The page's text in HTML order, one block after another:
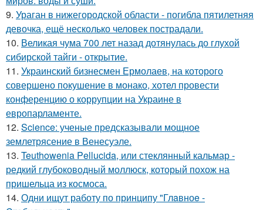
9. Ураган в нижегородской области - погибла пятилетняя
девочка, ещё несколько человек пострадали.
10. Великая чума 700 лет назад дотянулась до глухой
сибирской тайги - открытие.
11. Украинский бизнесмен Ермолаев, на которого
совершено покушение в монако, хотел провести
конференцию о коррупции на Украине в
европарламенте.
12. Science: ученые предсказывали мощное
землетрясение в Венесуэле.
13. Teuthowenia Pellucida, или стеклянный кальмар -
редкий глубоководный моллюск, который похож на
пришельца из космоса.
14. Одни ищут работу по принципу "Глaвноe -